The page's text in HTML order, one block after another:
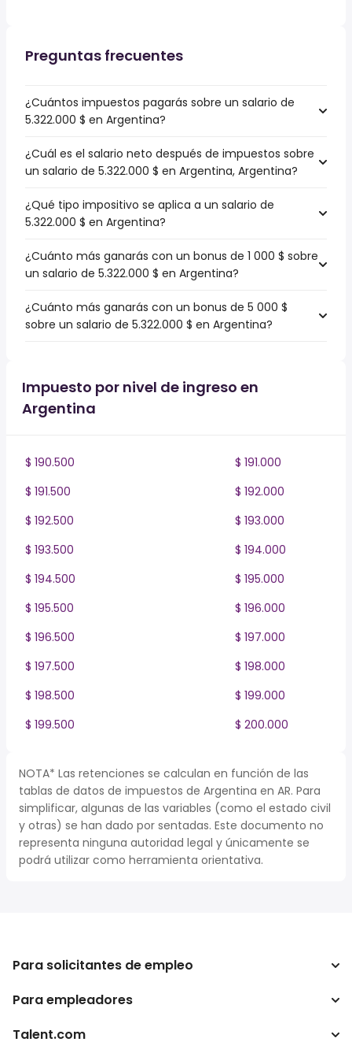
Preguntas frecuentes
¿Cuántos impuestos pagarás sobre un salario de
5.322.000 $ en Argentina?
¿Cuál es el salario neto después de impuestos sobre
un salario de 5.322.000 $ en Argentina, Argentina?
¿Qué tipo impositivo se aplica a un salario de
5.322.000 $ en Argentina?
¿Cuánto más ganarás con un bonus de 1 000 $ sobre
un salario de 5.322.000 $ en Argentina?
¿Cuánto más ganarás con un bonus de 5 000 $
sobre un salario de 5.322.000 $ en Argentina?
Impuesto por nivel de ingreso en
Argentina
$ 190.500
$ 191.000
$ 191.500
$ 192.000
$ 192.500
$ 193.000
$ 193.500
$ 194.000
$ 194.500
$ 195.000
$ 195.500
$ 196.000
$ 196.500
$ 197.000
$ 197.500
$ 198.000
$ 198.500
$ 199.000
$ 199.500
$ 200.000
NOTA* Las retenciones se calculan en función de las
tablas de datos de impuestos de Argentina en AR. Para
simplificar, algunas de las variables (como el estado civil
y otras) se han dado por sentadas. Este documento no
representa ninguna autoridad legal y únicamente se
podrá utilizar como herramienta orientativa.
Para solicitantes de empleo
Buscador de trabajo
Para empleadores
Empresa
Talent.com